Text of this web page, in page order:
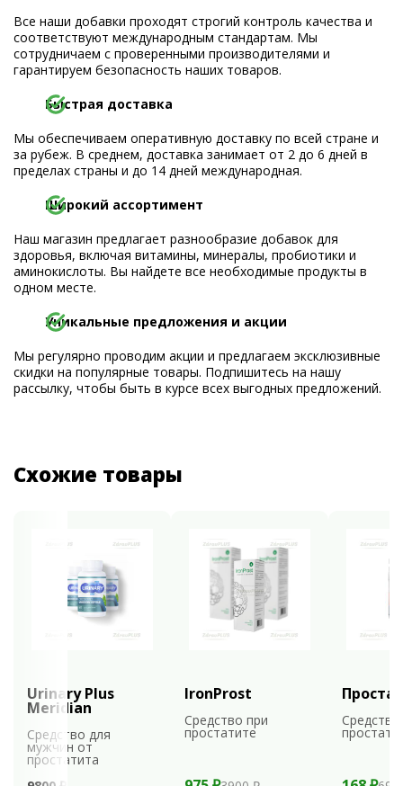
Все наши добавки проходят строгий контроль качества и
соответствуют международным стандартам. Мы
сотрудничаем с проверенными производителями и
гарантируем безопасность наших товаров.
Быстрая доставка
Мы обеспечиваем оперативную доставку по всей стране и
за рубеж. В среднем, доставка занимает от 2 до 6 дней в
пределах страны и до 14 дней международная.
Широкий ассортимент
Наш магазин предлагает разнообразие добавок для
здоровья, включая витамины, минералы, пробиотики и
аминокислоты. Вы найдете все необходимые продукты в
одном месте.
Уникальные предложения и акции
Мы регулярно проводим акции и предлагаем эксклюзивные
скидки на популярные товары. Подпишитесь на нашу
рассылку, чтобы быть в курсе всех выгодных предложений.
Схожие товары
Urinary Plus
Meridian
Средство для
мужчин от
простатита
IronProst
Средство при
простатите